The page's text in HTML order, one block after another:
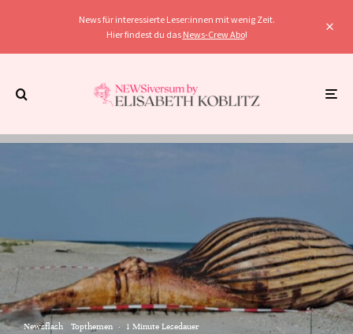
News für interessierte Leser:innen mit wenig Zeit.
Hier findest du das News-Crew Abo!
Newsflash Topthemen · 1 Minute Lesedauer